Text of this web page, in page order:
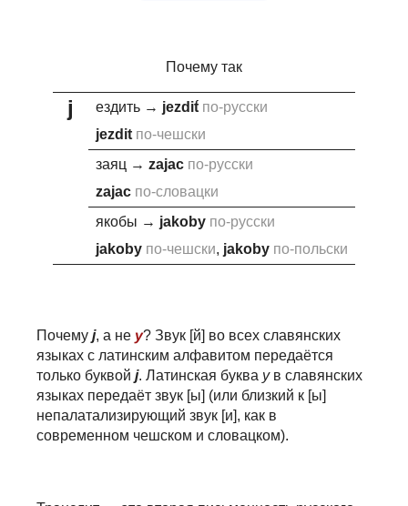
Почему так
j ездить → jezdit́ по-русски
jezdit по-чешски
заяц → zajac по-русски
zajac по-словацки
якобы → jakoby по-русски
jakoby по-чешски, jakoby по-польски
Почему j, а не y? Звук [й] во всех славянских
языках с латинским алфавитом передаётся
только буквой j. Латинская буква yв славянских
языках передаёт звук [ы] (или близкий к [ы]
непалатализирующий звук [и], как в
современном чешском и словацком).